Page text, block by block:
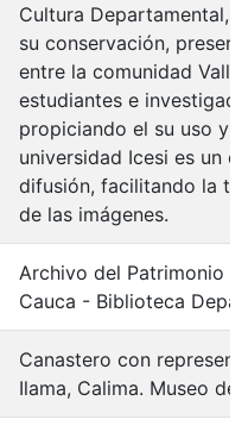
Cultura Departamental,
su conservación,
entre la comunidad
estudiantes e
propiciando el su uso y
universidad Icesi es un
difusión, facilitando la
de las imágenes.
Archivo del Patrimonio
Cauca - Biblioteca
Canastero con
Ilama, Calima. Museo